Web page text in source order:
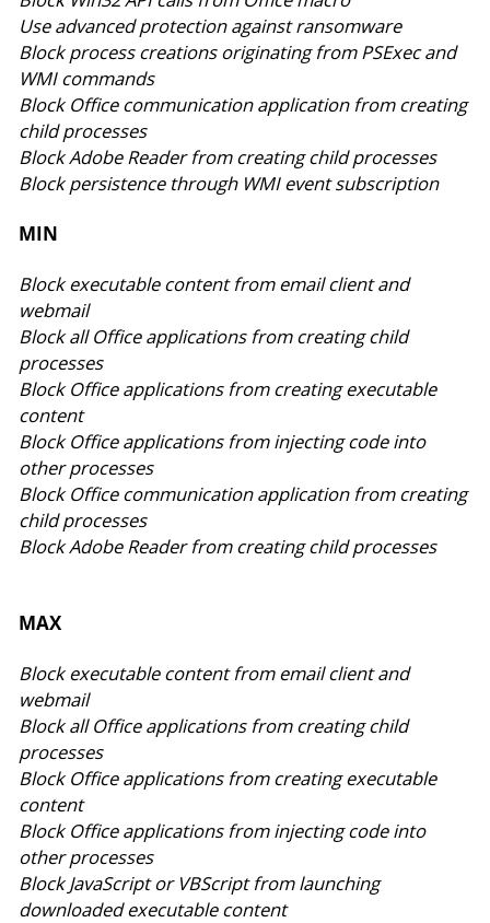
Use advanced protection against ransomware
Block process creations originating from PSExec and
WMI commands
Block Office communication application from creating
child processes
Block Adobe Reader from creating child processes
Block persistence through WMI event subscription
MIN
Block executable content from email client and
webmail
Block all Office applications from creating child
processes
Block Office applications from creating executable
content
Block Office applications from injecting code into
other processes
Block Office communication application from creating
child processes
Block Adobe Reader from creating child processes
MAX
Block executable content from email client and
webmail
Block all Office applications from creating child
processes
Block Office applications from creating executable
content
Block Office applications from injecting code into
other processes
Block JavaScript or VBScript from launching
downloaded executable content